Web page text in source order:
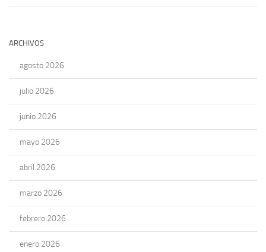
ARCHIVOS
agosto 2026
julio 2026
junio 2026
mayo 2026
abril 2026
marzo 2026
febrero 2026
enero 2026